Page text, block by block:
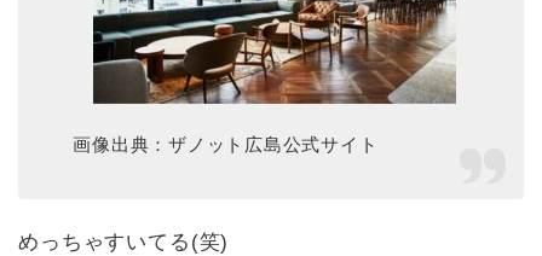
画像出典：ザノット広島公式サイト
めっちゃすいてる(笑)